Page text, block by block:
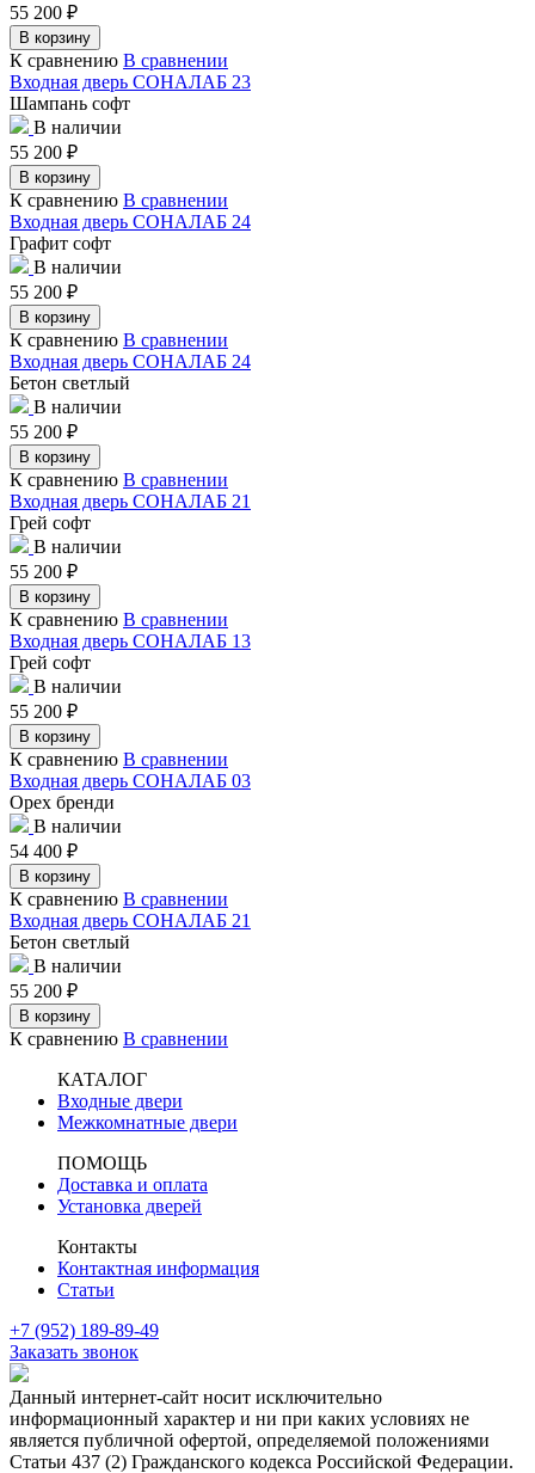
55 200 ₽
В корзину
К сравнению В сравнении
Входная дверь СОНАЛАБ 23
Шампань софт
В наличии
55 200 ₽
В корзину
К сравнению В сравнении
Входная дверь СОНАЛАБ 24
Графит софт
В наличии
55 200 ₽
В корзину
К сравнению В сравнении
Входная дверь СОНАЛАБ 24
Бетон светлый
В наличии
55 200 ₽
В корзину
К сравнению В сравнении
Входная дверь СОНАЛАБ 21
Грей софт
В наличии
55 200 ₽
В корзину
К сравнению В сравнении
Входная дверь СОНАЛАБ 13
Грей софт
В наличии
55 200 ₽
В корзину
К сравнению В сравнении
Входная дверь СОНАЛАБ 03
Орех бренди
В наличии
54 400 ₽
В корзину
К сравнению В сравнении
Входная дверь СОНАЛАБ 21
Бетон светлый
В наличии
55 200 ₽
В корзину
К сравнению В сравнении
КАТАЛОГ
Входные двери
Межкомнатные двери
ПОМОЩЬ
Доставка и оплата
Установка дверей
Контакты
Контактная информация
Статьи
+7 (952) 189-89-49
Заказать звонок
Данный интернет-сайт носит исключительно
информационный характер и ни при каких условиях не
является публичной офертой, определяемой положениями
Статьи 437 (2) Гражданского кодекса Российской Федерации.